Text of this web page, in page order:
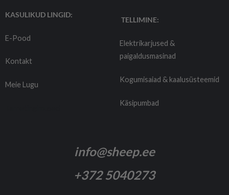
KASULIKUD LINGID:
E-Pood
Kontakt
Meie Lugu
TELLIMINE:
Elektrikarjused &
paigaldusmasinad
Kogumisaiad & kaalusüsteemid
Käsipumbad
info@sheep.ee
+372 5040273